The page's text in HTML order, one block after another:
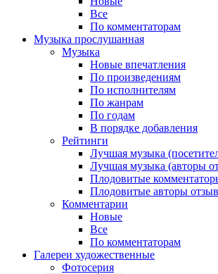
Все
По комментаторам
Музыка прослушанная
Музыка
Новые впечатления
По произведениям
По исполнителям
По жанрам
По годам
В порядке добавления
Рейтинги
Лучшая музыка
Лучшая музыка (авторы
Плодовитые
Плодовитые авторы
Комментарии
Новые
Все
По комментаторам
Галереи художественные
Фотосерия